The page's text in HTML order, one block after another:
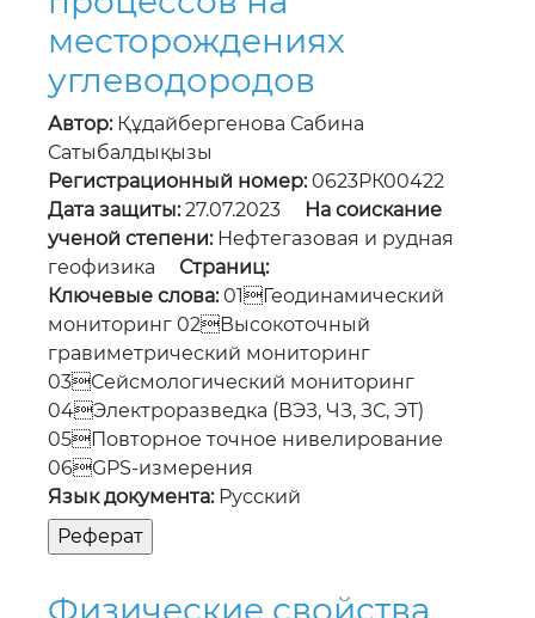
Сатыбалдықызы
Регистрационный номер:0623РК00422
Дата защиты:27.07.2023На соискание
ученой степени:Нефтегазовая и рудная
геофизикаСтраниц:
Ключевые слова:
мониторинг 02Высокоточный
гравиметрический мониторинг
03Сейсмологический мониторинг
04Электроразведка (ВЭЗ, ЧЗ, ЗС, ЭТ)
05Повторное точное нивелирование
06GPS-измерения
Язык документа:Русский
Физические свойства
композиционных
материалов и покрытий
на основе фосфатов